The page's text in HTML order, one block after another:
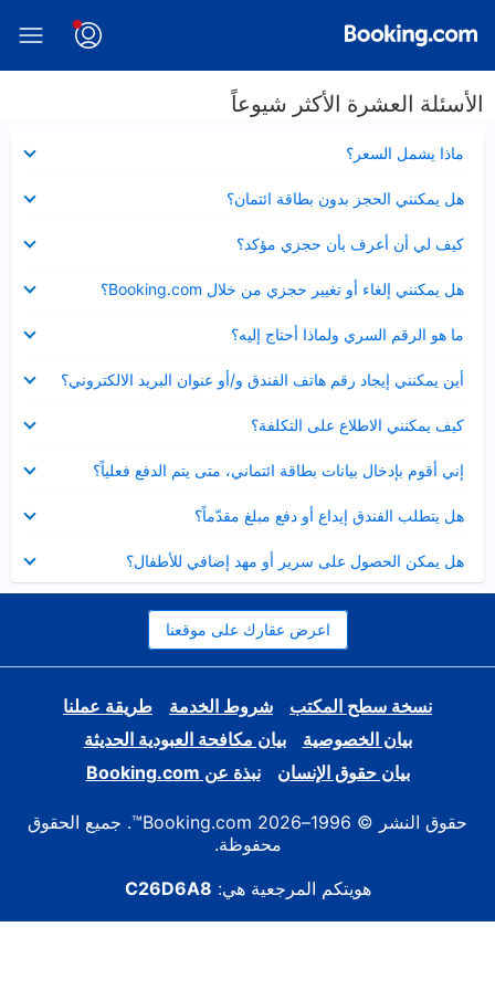
الأسئلة العشرة الأكثر شيوعاً
ماذا يشمل السعر؟
مصغر
هل يمكنني الحجز بدون بطاقة ائتمان؟
مصغر
كيف لي أن أعرف بأن حجزي مؤكد؟
مصغر
هل يمكنني إلغاء أو تغيير حجزي من خلال Booking.com؟
مصغر
ما هو الرقم السري ولماذا أحتاج إليه؟
مصغر
أين يمكنني إيجاد رقم هاتف الفندق و/أو عنوان البريد الالكتروني؟
عرض
مصغر
كيف يمكنني الاطلاع على التكلفة؟
مصغر
إني أقوم بإدخال بيانات بطاقة ائتماني، متى يتم الدفع فعلياً؟
مصغر
هل يتطلب الفندق إيداع أو دفع مبلغ مقدّماً؟
مصغر
هل يمكن الحصول على سرير أو مهد إضافي للأطفال؟
مصغر
اعرض عقارك على موقعنا
نسخة سطح المكتب شروط الخدمة
طريقة عملنا
بيان الخصوصية
بيان مكافحة العبودية الحديثة
بيان حقوق الإنسان
نبذة عن Booking.com
حقوق النشر © 1996–2026 Booking.com™. جميع الحقوق
محفوظة.
هويتكم المرجعية هي: C26D6A8